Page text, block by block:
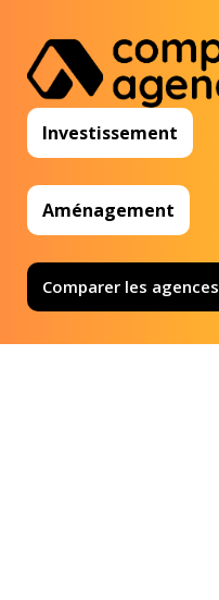
Investissement
Aménagement
Comparer les agences